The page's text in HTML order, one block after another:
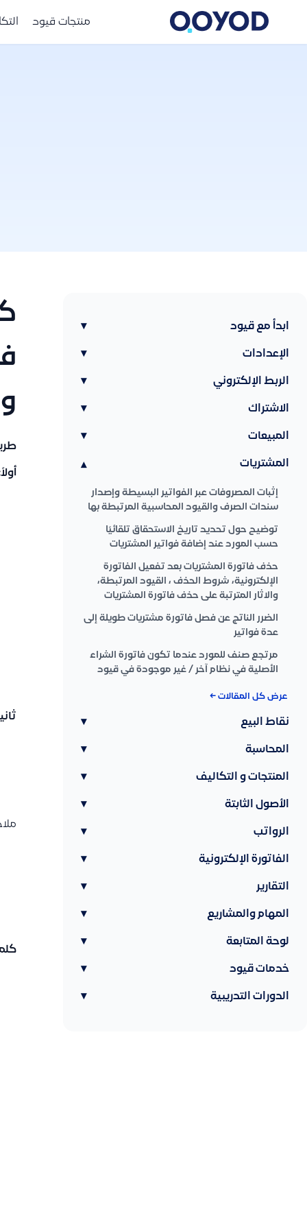
منتجات قيود
ابدأ مع قيود ▾
الإعدادات ▾
الربط الإلكتروني ▾
الاشتراك ▾
المبيعات ▾
المشتريات ▾
إثبات المصروفات عبر الفواتير البسيطة وإصدار
سندات الصرف والقيود المحاسبية المرتبطة بها
توضيح حول تحديد تاريخ الاستحقاق تلقائيًا
حسب المورد عند إضافة فواتير المشتريات
حذف فاتورة المشتريات بعد تفعيل الفاتورة
الإلكترونية، شروط الحذف ، القيود المرتبطة،
والاثار المترتبة على حذف فاتورة المشتريات
الضرر الناتج عن فصل فاتورة مشتريات طويلة إلى
عدة فواتير
مرتجع صنف للمورد عندما تكون فاتورة الشراء
الأصلية في نظام آخر / غير موجودة في قيود
عرض كل المقالات ←
نقاط البيع ▾
المحاسبة ▾
المنتجات و التكاليف ▾
الأصول الثابتة ▾
الرواتب ▾
الفاتورة الإلكترونية ▾
التقارير ▾
المهام والمشاريع ▾
لوحة المتابعة ▾
خدمات قيود ▾
الدورات التدريبية ▾